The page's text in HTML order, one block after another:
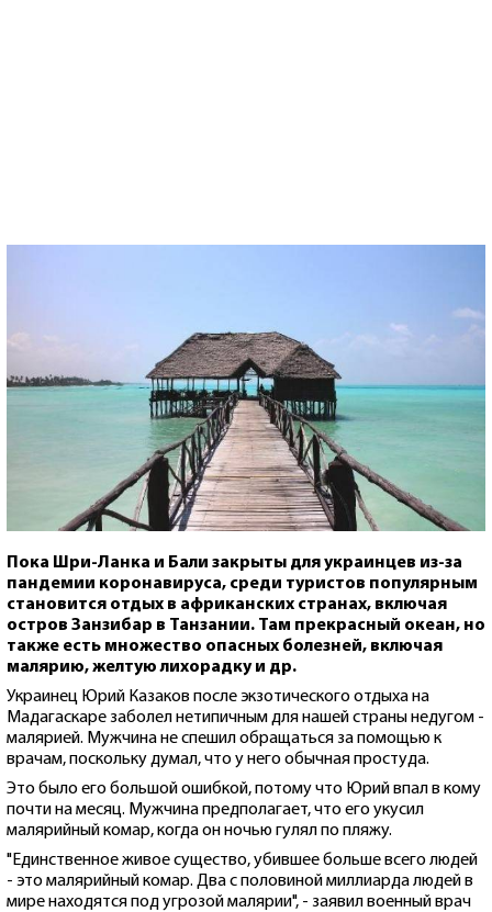
Пока Шри-Ланка и Бали закрыты для украинцев из-за
пандемии коронавируса, среди туристов популярным
становится отдых в африканских странах, включая
остров Занзибар в Танзании. Там прекрасный океан, но
также есть множество опасных болезней, включая
малярию, желтую лихорадку и др.
Украинец Юрий Казаков после экзотического отдыха на
Мадагаскаре заболел нетипичным для нашей страны недугом -
малярией. Мужчина не спешил обращаться за помощью к
врачам, поскольку думал, что у него обычная простуда.
Это было его большой ошибкой, потому что Юрий впал в кому
почти на месяц. Мужчина предполагает, что его укусил
малярийный комар, когда он ночью гулял по пляжу.
"Единственное живое существо, убившее больше всего людей
- это малярийный комар. Два с половиной миллиарда людей в
мире находятся под угрозой малярии", - заявил военный врач